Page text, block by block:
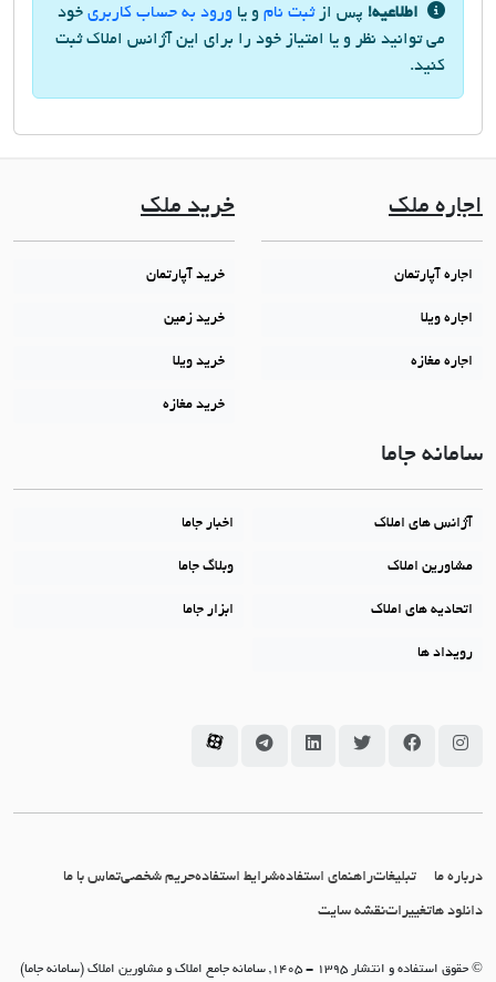
اطلاعیه! پس ازثبت نام و یا ورود به حساب کاربری خود
می توانید نظر و یا امتیاز خود را برای این آژانس املاک ثبت
کنید.
اجاره ملک
اجاره آپارتمان
اجاره ویلا
اجاره مغازه
خرید ملک
خرید آپارتمان
خرید زمین
خرید ویلا
خرید مغازه
سامانه جاما
آژانس های املاک اخبار جاما
مشاورین املاک وبلاگ جاما
اتحادیه های املاک ابزار جاما
رویداد ها
سامانه جاما در اینستاگرام
سامانه جاما در فیسبوک
سامانه جاما در توئیتر
سامانه جاما در لینکداین
سامانه جاما در تلگرام
سامانه جاما در آپارات
درباره ما تبلیغاتراهنمای استفادهشرایط استفادهحریم شخصیتماس با ما
دانلود هاتغییراتنقشه سایت
© حقوق استفاده و انتشار 1395 - 1405, سامانه جامع املاک و مشاورین املاک (سامانه جاما)